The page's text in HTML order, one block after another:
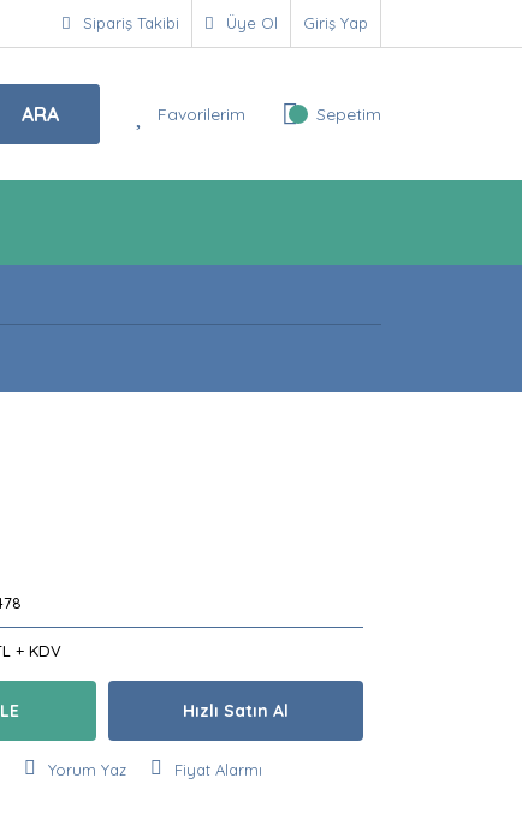
Sipariş Takibi Üye Ol Giriş Yap
ARA Favorilerim Sepetim
+ KDV
Hızlı Satın Al
Yorum Yaz Fiyat Alarmı